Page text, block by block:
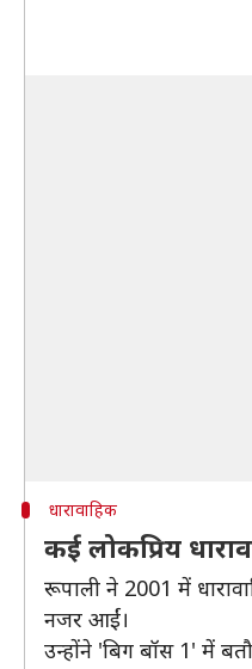
धारावाहिक
कई लोकप्रिय
रूपाली ने 2001 में
नजर आईं।
उन्होंने 'बिग बॉस 1' में